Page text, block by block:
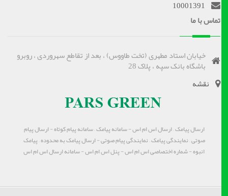
10001391
تماس با ما
خیابان استاد مطهری (تخت طاووس) ، بعد از تقاطع سهروردی ، روبرو
باشگاه بانک سپه ، پلاک 28
نقشه
ارسال پیامک – ارسال اس ام اس - سامانه پیامک – سامانه پیام کوتاه - ارسال پیام
صوتی – نمایندگی پیامک – نمایندگی پیام صوتی - ارسال پیامک به محدوده – پیامک
انبوه - شماره اختصاصی اس ام اس - پنل اس ام اس - سامانه ارسال اس ام اس